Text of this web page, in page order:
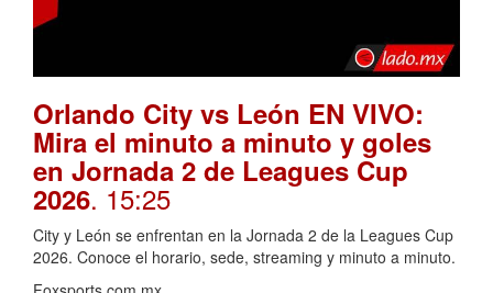
Orlando City vs León EN VIVO:
Mira el minuto a minuto y goles
en Jornada 2 de Leagues Cup
2026. 15:25
City y León se enfrentan en la Jornada 2 de la Leagues Cup
2026. Conoce el horario, sede, streaming y minuto a minuto.